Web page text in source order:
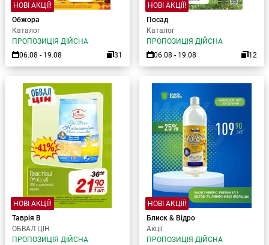
НОВІ АКЦІЇ!
Обжора
Каталог
ПРОПОЗИЦІЯ ДІЙСНА
06.08 - 19.08
31
НОВІ АКЦІЇ!
Посад
Каталог
ПРОПОЗИЦІЯ ДІЙСНА
06.08 - 19.08
12
НОВІ АКЦІЇ!
Таврія В
ОБВАЛ ЦІН
ПРОПОЗИЦІЯ ДІЙСНА
НОВІ АКЦІЇ!
Блиск & Відро
Акції
ПРОПОЗИЦІЯ ДІЙСНА